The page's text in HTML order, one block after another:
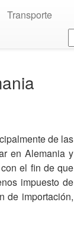
Transporte
de las
en Alemania y
el fin de que
impuesto de
de importación,